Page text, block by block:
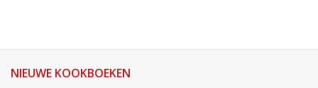
NIEUWE KOOKBOEKEN